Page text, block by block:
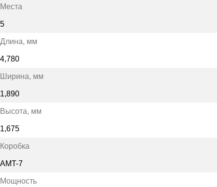
Места
5
Длина, мм
4,780
Ширина, мм
1,890
Высота, мм
1,675
Коробка
AMT-7
Мощность